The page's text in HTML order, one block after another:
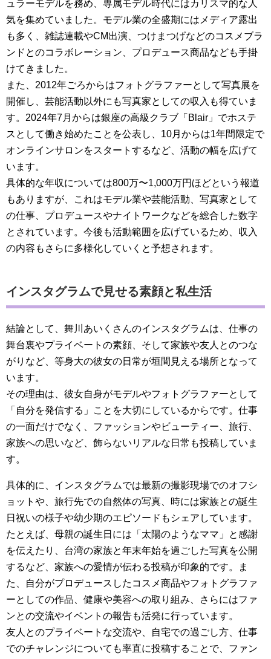
ュラーモデルを務め、専属モデル時代にはカリスマ的な人
気を集めていました。モデル業の全盛期にはメディア露出
も多く、雑誌連載やCM出演、つけまつげなどのコスメブラ
ンドとのコラボレーション、プロデュース商品なども手掛
けてきました。
また、2012年ごろからはフォトグラファーとして写真展を
開催し、芸能活動以外にも写真家としての収入も得ていま
す。2024年7月からは銀座の高級クラブ「Blair」でホステ
スとして働き始めたことを公表し、10月からは1年間限定で
オンラインサロンをスタートするなど、活動の幅を広げて
います。
具体的な年収については800万〜1,000万円ほどという報道
もありますが、これはモデル業や芸能活動、写真家として
の仕事、プロデュースやナイトワークなどを総合した数字
とされています。今後も活動範囲を広げているため、収入
の内容もさらに多様化していくと予想されます。
インスタグラムで見せる素顔と私生活
結論として、舞川あいくさんのインスタグラムは、仕事の
舞台裏やプライベートの素顔、そして家族や友人とのつな
がりなど、等身大の彼女の日常が垣間見える場所となって
います。
その理由は、彼女自身がモデルやフォトグラファーとして
「自分を発信する」ことを大切にしているからです。仕事
の一面だけでなく、ファッションやビューティー、旅行、
家族への思いなど、飾らないリアルな日常も投稿していま
す。
具体的に、インスタグラムでは最新の撮影現場でのオフシ
ョットや、旅行先での自然体の写真、時には家族との誕生
日祝いの様子や幼少期のエピソードもシェアしています。
たとえば、母親の誕生日には「太陽のようなママ」と感謝
を伝えたり、台湾の家族と年末年始を過ごした写真を公開
するなど、家族への愛情が伝わる投稿が印象的です。ま
た、自分がプロデュースしたコスメ商品やフォトグラファ
ーとしての作品、健康や美容への取り組み、さらにはファ
ンとの交流やイベントの報告も活発に行っています。
友人とのプライベートな交流や、自宅での過ごし方、仕事
でのチャレンジについても率直に投稿することで、ファン